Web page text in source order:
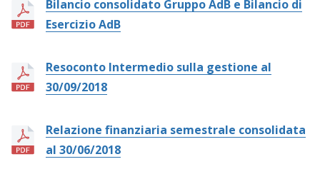
Bilancio consolidato Gruppo AdB e Bilancio di
Esercizio AdB
Resoconto Intermedio sulla gestione al
30/09/2018
Relazione finanziaria semestrale consolidata
al 30/06/2018